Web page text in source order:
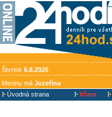
Štvrtok 6.8.2026
Meniny má Jozefína
Úvodná strana
Včera